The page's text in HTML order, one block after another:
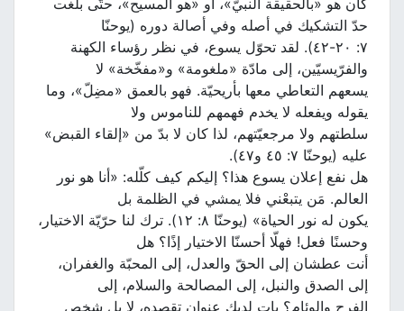
كان هو «بالحقيقة النبيّ»، أو «هو المسيح»، حتّى بلغت
حدّ التشكيك في أصله وفي أصالة دوره (يوحنّا
٧: ٢٠-٤٢). لقد تحوّل يسوع، في نظر رؤساء الكهنة
والفرّيسيّين، إلى مادّة «ملغومة» و«مفخّخة» لا
يسعهم التعاطي معها بأريحيّة. فهو بالعمق «مضِلّ»، وما
يقوله ويفعله لا يخدم فهمهم للناموس ولا
سلطتهم ولا مرجعيّتهم، لذا كان لا بدّ من «إلقاء القبض»
عليه (يوحنّا ٧: ٤٥ و٤٧).
هل نفع إعلان يسوع هذا؟ إليكم كيف كلّله: «أنا هو نور
العالم. مَن يتبعْني فلا يمشي في الظلمة بل
يكون له نور الحياة» (يوحنّا ٨: ١٢). ترك لنا حرّيّة الاختيار،
وحسنًا فعل! فهلّا أحسنّا الاختيار إذًا؟ هل
أنت عطشان إلى الحقّ والعدل، إلى المحبّة والغفران،
إلى الصدق والنبل، إلى المصالحة والسلام، إلى
الفرح والوئام؟ بات لديك عنوان تقصده، لا بل شخص